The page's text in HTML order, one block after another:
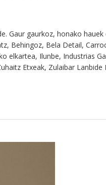
Gaur gaurkoz, honako
Behingoz, Bela Detail,
elkartea, Ilunbe, Industrias
Etxeak, Zulaibar